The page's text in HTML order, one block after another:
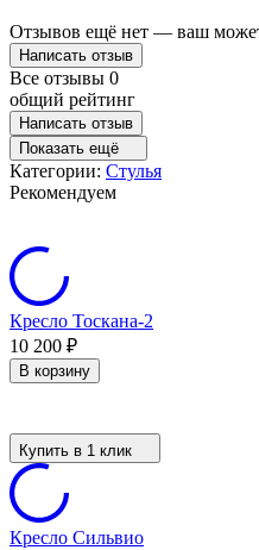
Отзывов ещё нет — ваш
Написать отзыв
Все отзывы 0
общий рейтинг
Написать отзыв
Показать ещё
Категории: Стулья
Рекомендуем
Кресло Тоскана-2
10 200 ₽
В корзину
Купить в 1 клик
Кресло Сильвио